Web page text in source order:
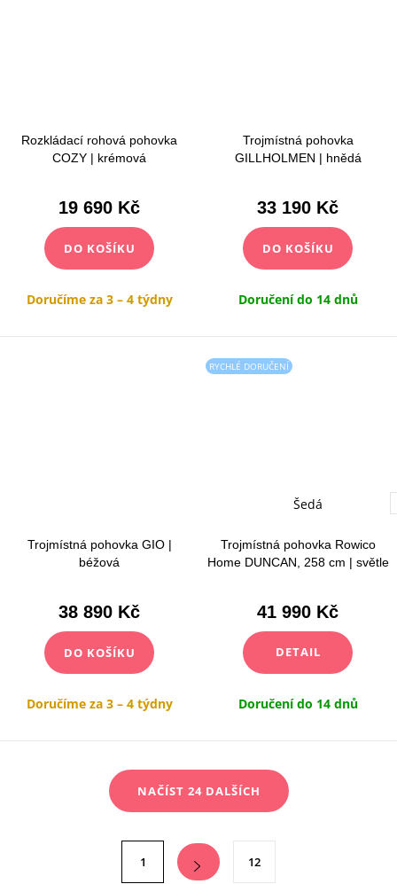
Rozkládací rohová pohovka
COZY | krémová
19 690 Kč
DO KOŠÍKU
Doručíme za 3 – 4 týdny
Trojmístná pohovka
GILLHOLMEN | hnědá
33 190 Kč
DO KOŠÍKU
Doručení do 14 dnů
Trojmístná pohovka GIO |
béžová
38 890 Kč
DO KOŠÍKU
Doručíme za 3 – 4 týdny
RYCHLÉ DORUČENÍ
Trojmístná pohovka Rowico
Home DUNCAN, 258 cm | světle
41 990 Kč
DETAIL
Doručení do 14 dnů
Šedá
NAČÍST 24 DALŠÍCH
1 12